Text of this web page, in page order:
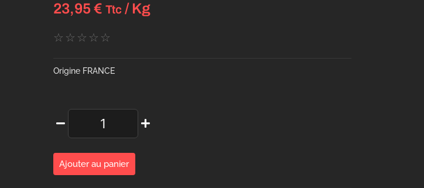
23,95€ Ttc / Kg
☆ ☆ ☆ ☆ ☆
Origine FRANCE
Ajouter au panier